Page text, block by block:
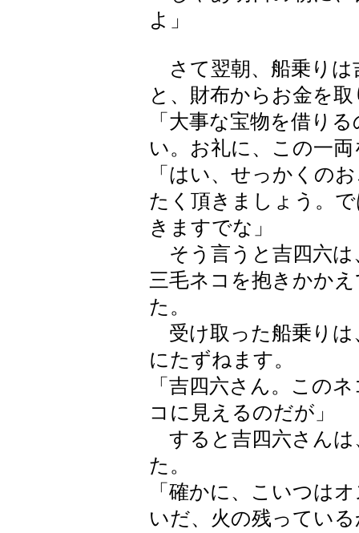
よ」
さて翌朝、船乗りは
と、財布からお金を
「大事な宝物を借り
い。お礼に、この一
「はい、せっかくの
たく頂きましょう。
きますでな」
そう言うと吉四六は
三毛ネコを抱きかか
た。
受け取った船乗りは
にたずねます。
「吉四六さん。この
コに見えるのだが」
すると吉四六さんは
た。
「確かに、こいつは
いだ、火の残ってい